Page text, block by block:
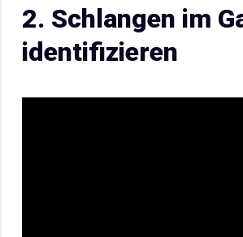
2. Schlangen im
identifizieren